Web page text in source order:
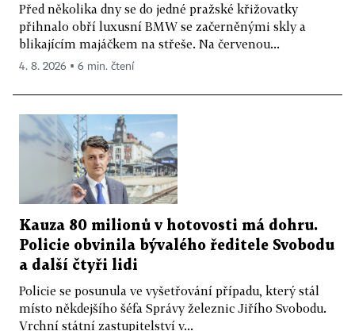
Před několika dny se do jedné pražské křižovatky
přihnalo obří luxusní BMW se začerněnými skly a
blikajícím majáčkem na střeše. Na červenou...
4. 8. 2026 ▪ 6 min. čtení
Kauza 80 milionů v hotovosti má dohru.
Policie obvinila bývalého ředitele Svobodu
a další čtyři lidi
Policie se posunula ve vyšetřování případu, který stál
místo někdejšího šéfa Správy železnic Jiřího Svobodu.
Vrchní státní zastupitelství v...